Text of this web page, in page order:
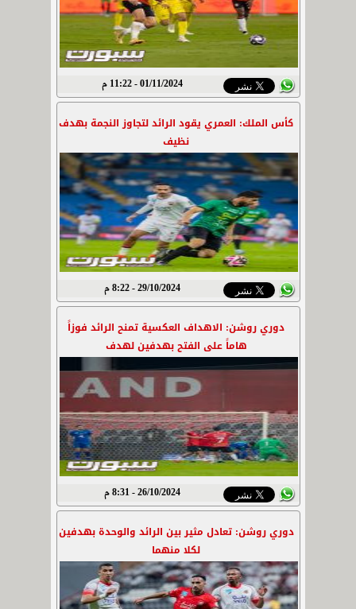
01/11/2024 - 11:22 م
كأس الملك: العمري يقود الرائد لتجاوز النجمة بهدف
نظيف
29/10/2024 - 8:22 م
دوري روشن: الاهداف العكسية تمنح الرائد فوزاً
هاماً على الفتح بهدفين لهدف
26/10/2024 - 8:31 م
دوري روشن: تعادل مثير بين الرائد والوحدة بهدفين
لكلا منهما